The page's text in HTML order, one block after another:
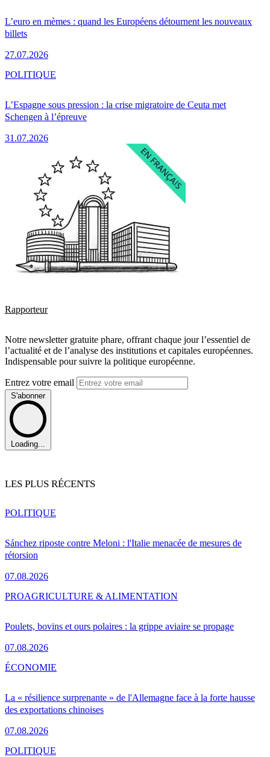
L’euro en mèmes : quand les Européens détournent les nouveaux
billets
27.07.2026
L’Espagne sous pression : la crise migratoire de Ceuta met
Schengen à l’épreuve
31.07.2026
POLITIQUE
Rapporteur
Notre newsletter gratuite phare, offrant chaque jour l’essentiel de
l’actualité et de l’analyse des institutions et capitales européennes.
Indispensable pour suivre la politique européenne.
Entrez votre email
S'abonner
Loading...
LES PLUS RÉCENTS
Sánchez riposte contre Meloni : l'Italie menacée de mesures de
rétorsion
07.08.2026
POLITIQUE
Poulets, bovins et ours polaires : la grippe aviaire se propage
07.08.2026
PROAGRICULTURE & ALIMENTATION
La « résilience surprenante » de l'Allemagne face à la forte hausse
des exportations chinoises
07.08.2026
ÉCONOMIE
POLITIQUE